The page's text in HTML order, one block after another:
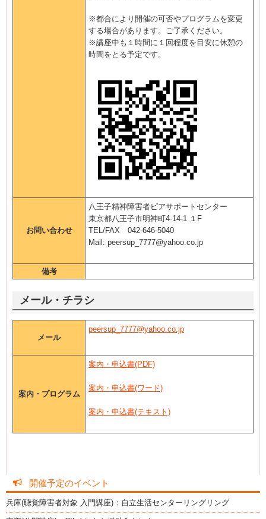
※都合により開催の可否やプログラムを変更
する場合があります。ご了承ください。
※講座中も１時間に１回程度を目安に休憩の
時間をとる予定です。
お問い合わせ
八王子精神障害者ピアサポートセンター
東京都八王子市明神町4-14-1 １F
TEL/FAX 042-646-5040
Mail: peersup_7777@yahoo.co.jp
備考
メール・チラシ
メール
peersup_7777@yahoo.co.jp
案内・プログラム
案内・申込書(PDF)
案内・申込書(ワード)
案内・申込書(テキスト)
開催予定のイベント
兵庫(聴覚障害者対象 入門講座)：自立生活センターリングリング